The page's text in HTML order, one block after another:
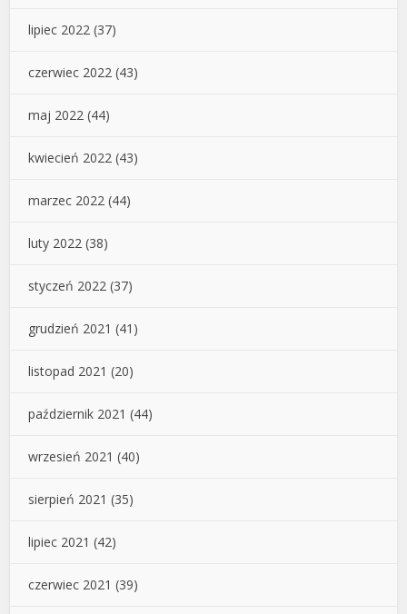
lipiec 2022 (37)
czerwiec 2022 (43)
maj 2022 (44)
kwiecień 2022 (43)
marzec 2022 (44)
luty 2022 (38)
styczeń 2022 (37)
grudzień 2021 (41)
listopad 2021 (20)
październik 2021 (44)
wrzesień 2021 (40)
sierpień 2021 (35)
lipiec 2021 (42)
czerwiec 2021 (39)